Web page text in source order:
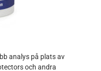
analys på plats av
och andra